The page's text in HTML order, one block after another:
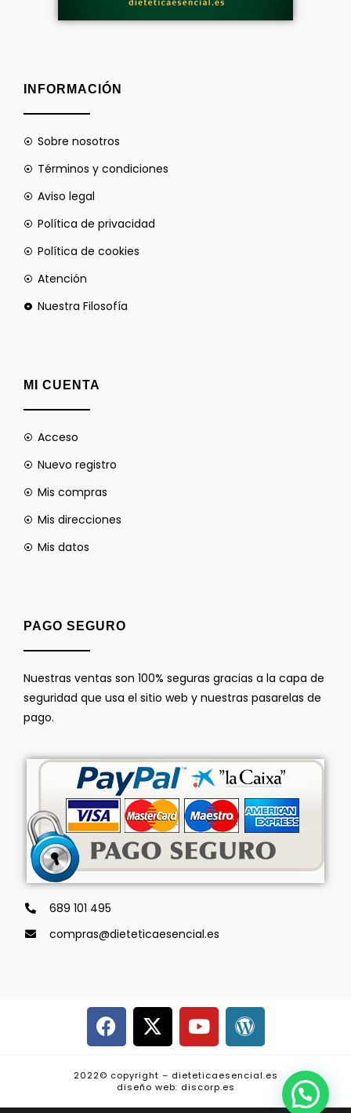
INFORMACIÓN
Sobre nosotros
Términos y condiciones
Aviso legal
Política de privacidad
Política de cookies
Atención
Nuestra Filosofía
MI CUENTA
Acceso
Nuevo registro
Mis compras
Mis direcciones
Mis datos
PAGO SEGURO
Nuestras ventas son 100% seguras gracias a la capa de
seguridad que usa el sitio web y nuestras pasarelas de
pago.
689 101 495
compras@dieteticaesencial.es
2022© copyright – dieteticaesencial.es
diseño web: discorp.es